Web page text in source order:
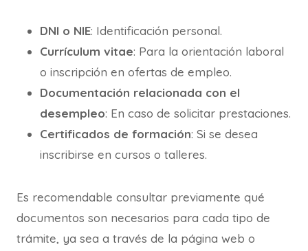
DNI o NIE: Identificación personal.
Currículum vitae: Para la orientación laboral
o inscripción en ofertas de empleo.
Documentación relacionada con el
desempleo: En caso de solicitar prestaciones.
Certificados de formación: Si se desea
inscribirse en cursos o talleres.
Es recomendable consultar previamente qué
documentos son necesarios para cada tipo de
trámite, ya sea a través de la página web o